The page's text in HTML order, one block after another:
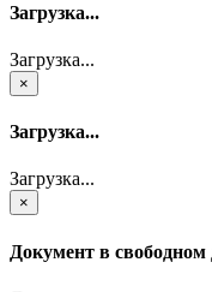
Загрузка...
Загрузка...
×
Загрузка...
Загрузка...
×
Документ в свободном